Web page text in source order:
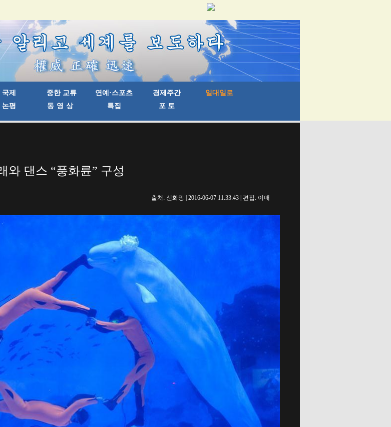
와 댄스 “풍화륜” 구성
출처: 신화망 | 2016-06-07 11:33:43 | 편집: 이매